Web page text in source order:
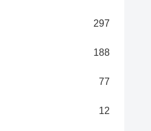
297
188
77
12